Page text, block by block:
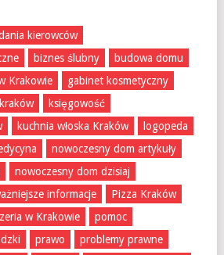
kierowców
biznes ślubny
budowa domu
Krakowie
gabinet kosmetyczny
kraków
księgowość
kuchnia włoska Kraków
logopeda
nowoczesny dom artykuły
nowoczesny dom dzisiaj
informacje
Pizza Kraków
w Krakowie
pomoc
prawo
problemy prawne